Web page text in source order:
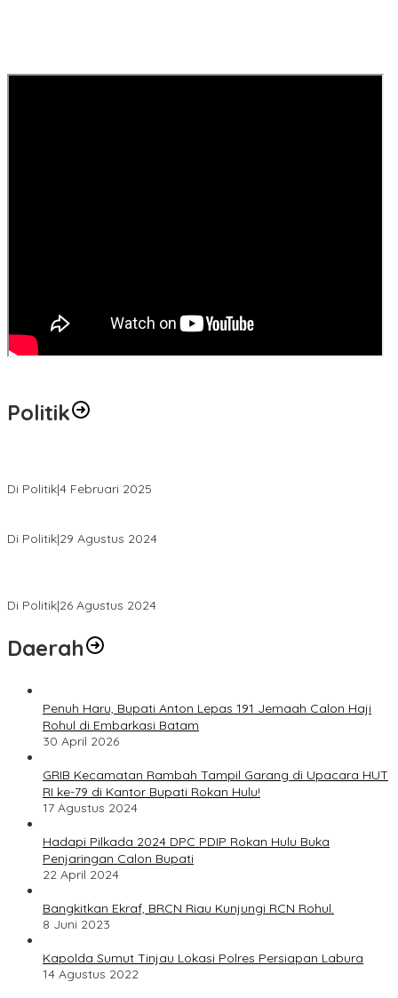
Politik
Di Politik|4 Februari 2025
Di Politik|29 Agustus 2024
Di Politik|26 Agustus 2024
Daerah
Penuh Haru, Bupati Anton Lepas 191 Jemaah Calon Haji
Rohul di Embarkasi Batam
30 April 2026
GRIB Kecamatan Rambah Tampil Garang di Upacara HUT
RI ke-79 di Kantor Bupati Rokan Hulu!
17 Agustus 2024
Hadapi Pilkada 2024 DPC PDIP Rokan Hulu Buka
Penjaringan Calon Bupati
22 April 2024
Bangkitkan Ekraf, BRCN Riau Kunjungi RCN Rohul.
8 Juni 2023
Kapolda Sumut Tinjau Lokasi Polres Persiapan Labura
14 Agustus 2022